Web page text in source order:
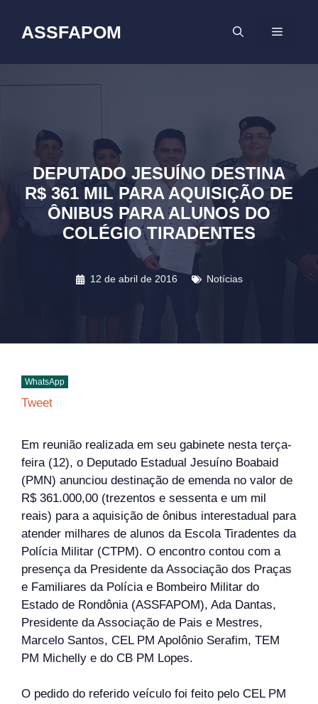
conteúdo
ASSFAPOM MENU
DEPUTADO JESUÍNO DESTINA
R$ 361 MIL PARA AQUISIÇÃO DE
ÔNIBUS PARA ALUNOS DO
COLÉGIO TIRADENTES
12 de abril de 2016 Notícias
WhatsApp
Tweet
Em reunião realizada em seu gabinete nesta terça-
feira (12), o Deputado Estadual Jesuíno Boabaid
(PMN) anunciou destinação de emenda no valor de
R$ 361.000,00 (trezentos e sessenta e um mil
reais) para a aquisição de ônibus interestadual para
atender milhares de alunos da Escola Tiradentes da
Polícia Militar (CTPM). O encontro contou com a
presença da Presidente da Associação dos Praças
e Familiares da Polícia e Bombeiro Militar do
Estado de Rondônia (ASSFAPOM), Ada Dantas,
Presidente da Associação de Pais e Mestres,
Marcelo Santos, CEL PM Apolônio Serafim, TEM
PM Michelly e do CB PM Lopes.
O pedido do referido veículo foi feito pelo CEL PM